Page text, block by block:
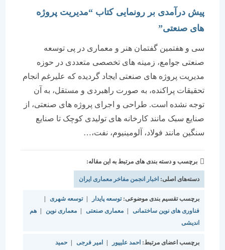
پیش درآمدی بر رونمایی کتاب “مدیریت پروژه
های صنعتی”
سی و هفتمین گفتمان هنر و معماری در پی توسعه
صنعتی جوامع، زمینه های تخصصی متعددی در حوزه
مدیریت پروژه های صنعتی ایجاد گردیده که علیرغم انجام
تحقیقات پراکنده، به صورت راهبردی و مستقل، به آن
توجه نشده است. طراحی و اجرای پروژه های صنعتی، از
صنایع سبک مانند کارخانه های تولیدی کوچک تا صنایع
سنگین مانند فولاد، آلومینیوم، نفت،…
برچسب و دسته بندی های مرتبط به این مقاله:
دسته‌های اصلی:اخبار انجمن مفاخر معماری ایران
برچسب تقسیم بندی موضوعی:توسعه پایدار | توسعه شهری |
فناوری های نوین ساختمانی | معماری صنعتی | معماری نوین | هم
برچسب اعضای مرتبط: احمد علیپور | امیر فرجی | حمید